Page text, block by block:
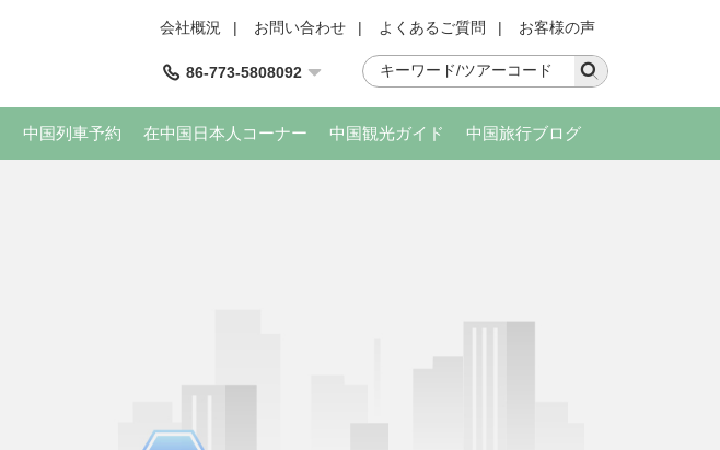
会社概況 | お問い合わせ | よくあるご質問 | お客様の声
86-773-5808092
中国列車予約 在中国日本人コーナー 中国観光ガイド 中国旅行ブログ